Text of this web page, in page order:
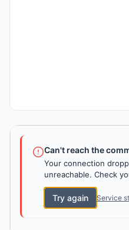
Can't reach the
Your connection
unreachable. Check
Try again Service